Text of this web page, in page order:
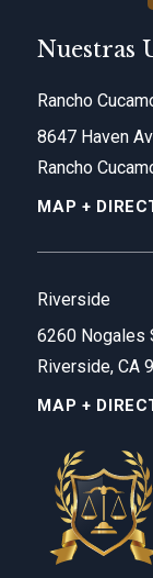
Nuestras
Rancho
8647 Haven
Rancho
MAP +
Riverside
6260 Nogales
Riverside, CA
MAP +